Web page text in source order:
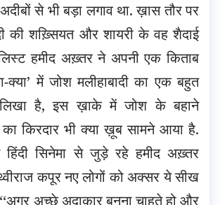
से भी बड़ा लगाव था. ख़ास तौर पर
की शख़्सियत और शायरी के वह शैदाई
हमीद अख़्तर ने अपनी एक किताब
क्या’ में जोश मलीहाबादी का एक बहुत
है, इस ख़ाके में जोश के बहाने
किरदार भी क्या ख़ूब सामने आया है.
सिनेमा से जुड़े रहे हमीद अख़्तर
कपूर नए लोगों को अक्सर ये सीख
अच्छे अदाकार बनना चाहते हो और